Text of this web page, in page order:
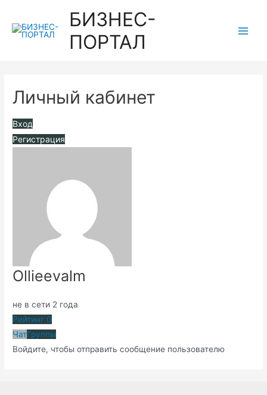
содержимому
БИЗНЕС-
ПОРТАЛ
Личный кабинет
Вход
Регистрация
Ollieevalm
не в сети 2 года
Рейтинг 0
ЧатГруппы
Войдите, чтобы отправить сообщение пользователю